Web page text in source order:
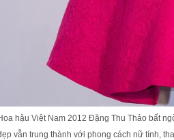
hậu Việt Nam 2012 Đặng Thu Thảo bất
vẫn trung thành với phong cách nữ tính,